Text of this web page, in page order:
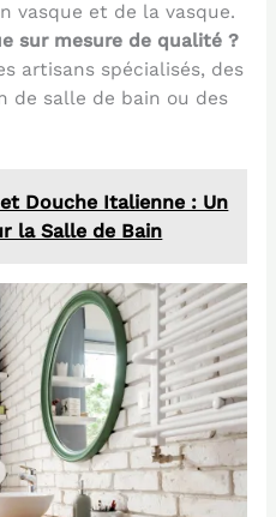
vasque et de la vasque.
sur mesure de qualité ?
artisans spécialisés, des
de salle de bain ou des
Douche Italienne : Un
la Salle de Bain